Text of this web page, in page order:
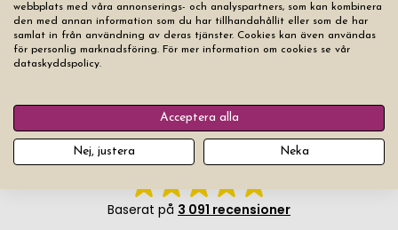
Filter 5produkter
webbplats med våra annonserings- och analyspartners, som kan kombinera
den med annan information som du har tillhandahållit eller som de har
samlat in från användning av deras tjänster. Cookies kan även användas
för personlig marknadsföring. För mer information om cookies se vår
dataskyddspolicy.
Acceptera alla
Nej, justera Neka